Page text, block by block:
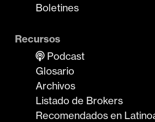
Boletines
Recursos
Podcast
Glosario
Archivos
Listado de Brokers
Recomendados en